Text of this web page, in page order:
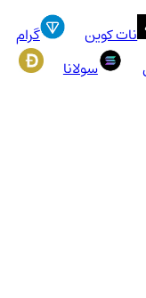
نات کوین
گرام
سولانا